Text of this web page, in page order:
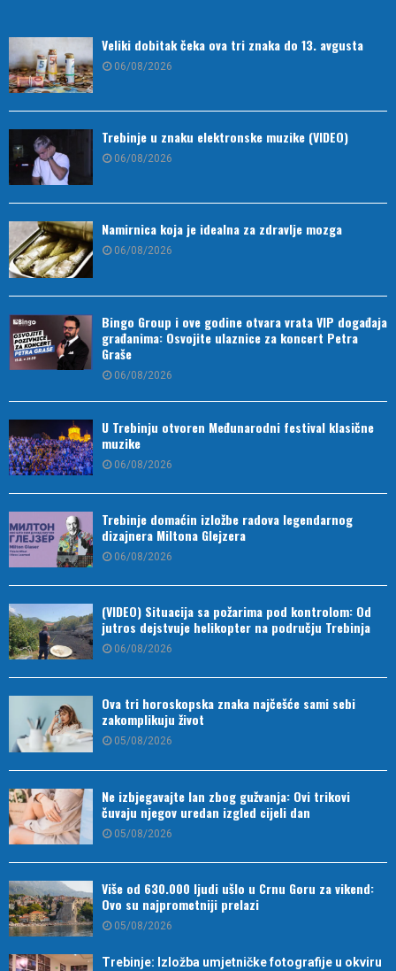
Veliki dobitak čeka ova tri znaka do 13. avgusta
06/08/2026
Trebinje u znaku elektronske muzike (VIDEO)
06/08/2026
Namirnica koja je idealna za zdravlje mozga
06/08/2026
Bingo Group i ove godine otvara vrata VIP događaja
građanima: Osvojite ulaznice za koncert Petra
Graše
06/08/2026
U Trebinju otvoren Međunarodni festival klasične
muzike
06/08/2026
Trebinje domaćin izložbe radova legendarnog
dizajnera Miltona Glejzera
06/08/2026
(VIDEO) Situacija sa požarima pod kontrolom: Od
jutros dejstvuje helikopter na području Trebinja
06/08/2026
Ova tri horoskopska znaka najčešće sami sebi
zakomplikuju život
05/08/2026
Ne izbjegavajte lan zbog gužvanja: Ovi trikovi
čuvaju njegov uredan izgled cijeli dan
05/08/2026
Više od 630.000 ljudi ušlo u Crnu Goru za vikend:
Ovo su najprometniji prelazi
05/08/2026
Trebinje: Izložba umjetničke fotografije u okviru